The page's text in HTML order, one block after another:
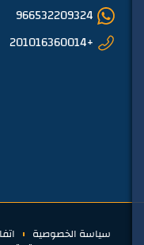
966532209324
+201016360014
سياسة الخصوصية